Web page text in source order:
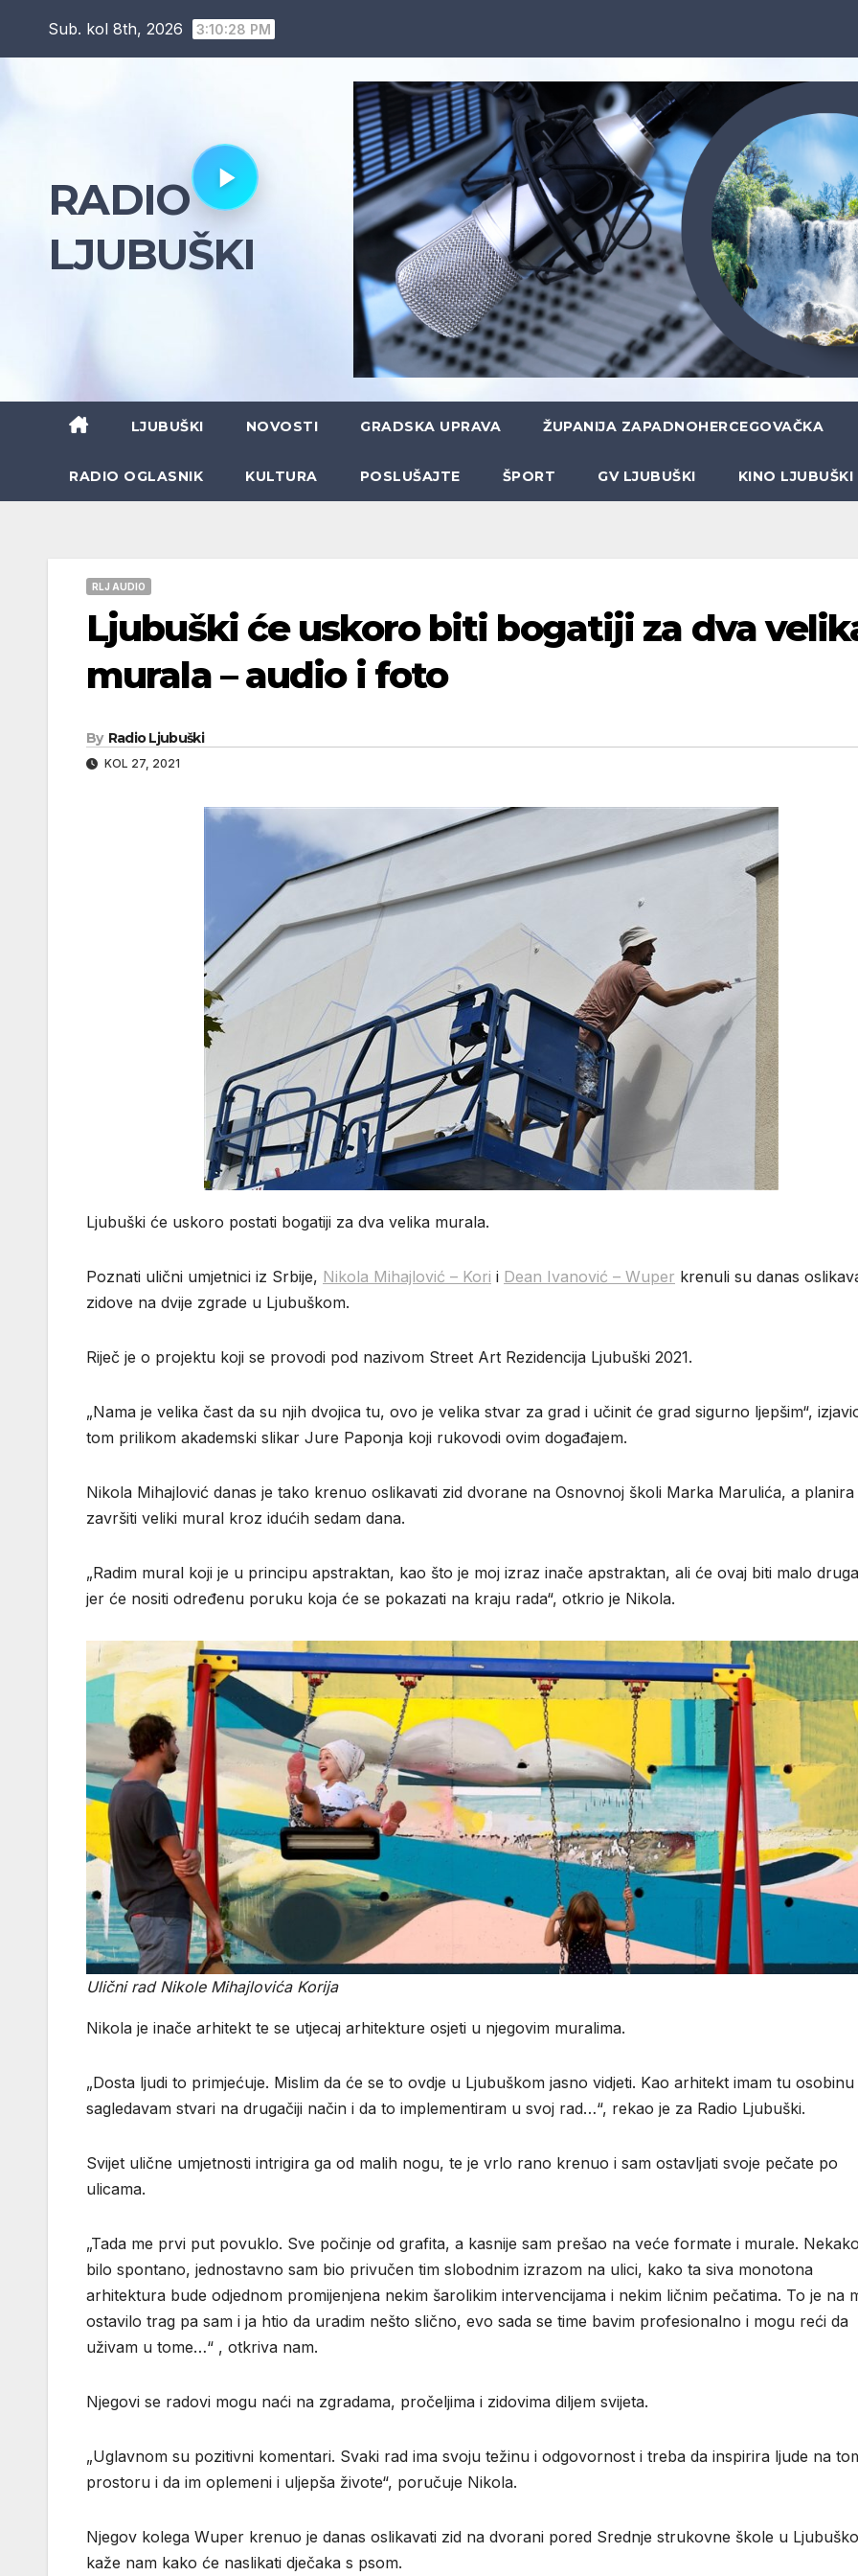
Sub. kol 8th, 2026 3:10:29 PM
RADIO
LJUBUŠKI
LJUBUŠKI NOVOSTI GRADSKA UPRAVA ŽUPANIJA ZAPADNOHERCEGOVAČKA
RADIO OGLASNIK KULTURA POSLUŠAJTE ŠPORT GV LJUBUŠKI KINO LJUBUŠKI
RLJ AUDIO
Ljubuški će uskoro biti bogatiji za dva
murala – audio i foto
By Radio Ljubuški
KOL 27, 2021
Ljubuški će uskoro postati bogatiji za dva velika murala.
Poznati ulični umjetnici iz Srbije, Nikola Mihajlović – Kori i Dean Ivanović – Wuper krenuli su danas
zidove na dvije zgrade u Ljubuškom.
Riječ je o projektu koji se provodi pod nazivom Street Art Rezidencija Ljubuški 2021.
„Nama je velika čast da su njih dvojica tu, ovo je velika stvar za grad i učinit će grad sigurno ljepšim“,
tom prilikom akademski slikar Jure Paponja koji rukovodi ovim događajem.
Nikola Mihajlović danas je tako krenuo oslikavati zid dvorane na Osnovnoj školi Marka Marulića, a planira
završiti veliki mural kroz idućih sedam dana.
„Radim mural koji je u principu apstraktan, kao što je moj izraz inače apstraktan, ali će ovaj biti malo
jer će nositi određenu poruku koja će se pokazati na kraju rada“, otkrio je Nikola.
Ulični rad Nikole Mihajlovića Korija
Nikola je inače arhitekt te se utjecaj arhitekture osjeti u njegovim muralima.
„Dosta ljudi to primjećuje. Mislim da će se to ovdje u Ljubuškom jasno vidjeti. Kao arhitekt imam tu osobinu
sagledavam stvari na drugačiji način i da to implementiram u svoj rad…“, rekao je za Radio Ljubuški.
Svijet ulične umjetnosti intrigira ga od malih nogu, te je vrlo rano krenuo i sam ostavljati svoje pečate po
ulicama.
„Tada me prvi put povuklo. Sve počinje od grafita, a kasnije sam prešao na veće formate i murale.
bilo spontano, jednostavno sam bio privučen tim slobodnim izrazom na ulici, kako ta siva monotona
arhitektura bude odjednom promijenjena nekim šarolikim intervencijama i nekim ličnim pečatima. To je na
ostavilo trag pa sam i ja htio da uradim nešto slično, evo sada se time bavim profesionalno i mogu reći da
uživam u tome…“ , otkriva nam.
Njegovi se radovi mogu naći na zgradama, pročeljima i zidovima diljem svijeta.
„Uglavnom su pozitivni komentari. Svaki rad ima svoju težinu i odgovornost i treba da inspirira ljude na
prostoru i da im oplemeni i uljepša živote“, poručuje Nikola.
Njegov kolega Wuper krenuo je danas oslikavati zid na dvorani pored Srednje strukovne škole u
kaže nam kako će naslikati dječaka s psom.